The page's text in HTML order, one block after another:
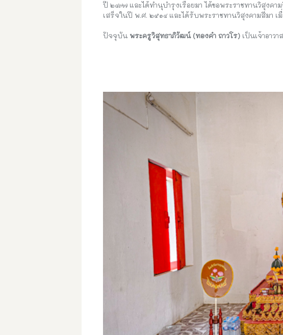
ปี ๒๔๙๗ และได้ทำนุบำรุงเรื่อยมา ได้ขอพระราชทานวิสุงค
เสร็จในปี พ.ศ. ๒๕๑๔ และได้รับพระราชทานวิสุงคามสีมา
ปัจจุบัน พระครูวิสุทธาภิวัฒน์ (ทองคำ ถาวโร) เป็นเจ้าอาว